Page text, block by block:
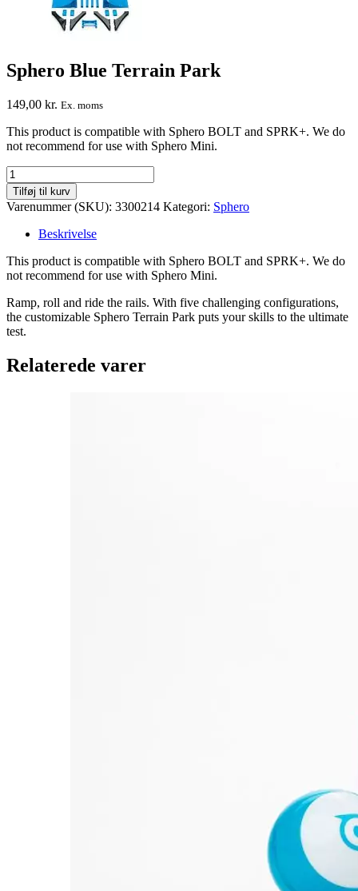
Sphero Blue Terrain Park
149,00 kr. Ex. moms
This product is compatible with Sphero BOLT and SPRK+. We do
not recommend for use with Sphero Mini.
Tilføj til kurv
Varenummer (SKU): 3300214 Kategori: Sphero
Beskrivelse
This product is compatible with Sphero BOLT and SPRK+. We do
not recommend for use with Sphero Mini.
Ramp, roll and ride the rails. With five challenging configurations,
the customizable Sphero Terrain Park puts your skills to the ultimate
test.
Relaterede varer